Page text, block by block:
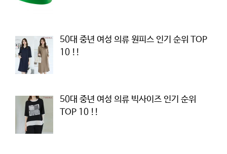
50대 중년 여성 의류 원피스 인기 순위 TOP
10 !!
50대 중년 여성 의류 빅사이즈 인기 순위
TOP 10 !!